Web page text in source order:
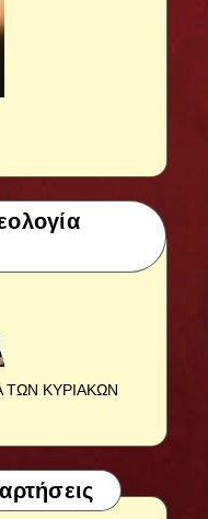
ΤΩΝ ΚΥΡΙΑΚΩΝ